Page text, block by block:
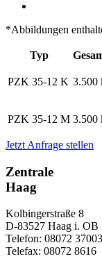
*Abbildungen
Typ
PZK 35-12 K 3.500
PZK 35-12 M 3.500
Jetzt Anfrage stellen
Zentrale
Haag
Kolbingerstraße 8
D-83527 Haag i. OB
Telefon: 08072
Telefax: 08072 8616